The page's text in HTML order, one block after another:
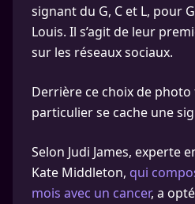
signant du G, C et L, pour
Louis. Il s’agit de leur
sur les réseaux sociaux.
Derrière ce choix de
particulier se cache une
Selon Judi James, experte
Kate Middleton, qui
mois avec un cancer, a